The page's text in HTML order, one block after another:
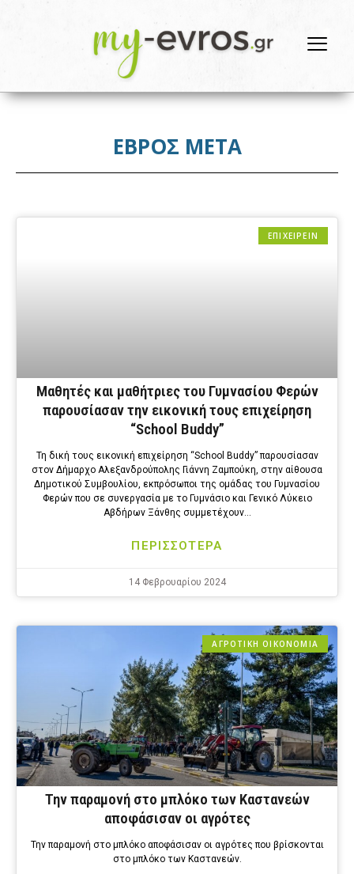
ΕΒΡΟΣ ΜΕΤΑ
ΕΠΙΧΕΙΡΕΙΝ
Μαθητές και μαθήτριες του Γυμνασίου Φερών
παρουσίασαν την εικονική τους επιχείρηση
“School Buddy”
Τη δική τους εικονική επιχείρηση “School Buddy” παρουσίασαν
στον Δήμαρχο Αλεξανδρούπολης Γιάννη Ζαμπούκη, στην αίθουσα
Δημοτικού Συμβουλίου, εκπρόσωποι της ομάδας του Γυμνασίου
Φερών που σε συνεργασία με το Γυμνάσιο και Γενικό Λύκειο
Αβδήρων Ξάνθης συμμετέχουν…
ΠΕΡΙΣΣΟΤΕΡΑ
14 Φεβρουαρίου 2024
ΑΓΡΟΤΙΚΗ ΟΙΚΟΝΟΜΙΑ
Την παραμονή στο μπλόκο των Καστανεών
αποφάσισαν οι αγρότες
Την παραμονή στο μπλόκο αποφάσισαν οι αγρότες που βρίσκονται
στο μπλόκο των Καστανεών.